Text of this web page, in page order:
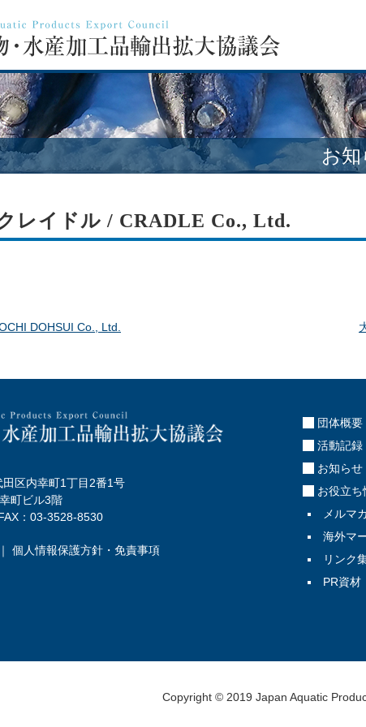
お
レイドル / CRADLE Co., Ltd.
DOHSUI Co., Ltd.
区内幸町1丁目2番1号
ル3階
：03-3528-8530
｜ 個人情報保護方針・免責事項
団体概要
活動記録
お知らせ
お役立ち
メルマ
海外マ
リンク
PR資材
Copyright © 2019 Japan Aquatic